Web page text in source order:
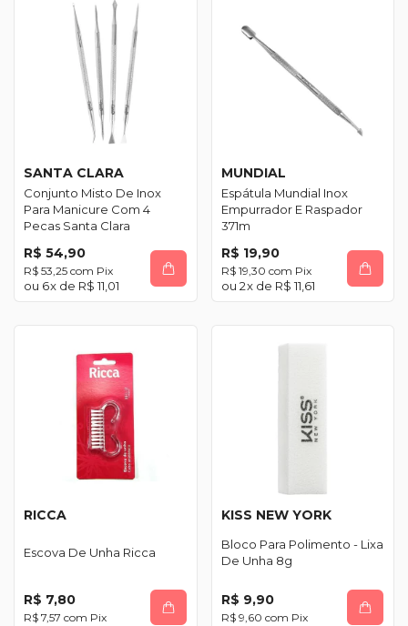
SANTA CLARA
Conjunto Misto De Inox
Para Manicure Com 4
Pecas Santa Clara
R$ 54,90
R$ 53,25 com Pix
6x de R$ 11,01
MUNDIAL
Espátula Mundial Inox
Empurrador E Raspador
371m
R$ 19,90
R$ 19,30 com Pix
2x de R$ 11,61
RICCA
Escova De Unha Ricca
R$ 7,80
R$ 7,57 com Pix
KISS NEW YORK
Bloco Para Polimento - Lixa
De Unha 8g
R$ 9,90
R$ 9,60 com Pix